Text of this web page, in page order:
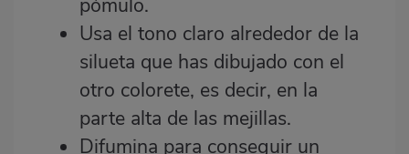
pómulo.
Usa el tono claro alrededor de la
silueta que has dibujado con el
otro colorete, es decir, en la
parte alta de las mejillas.
Difumina para conseguir un